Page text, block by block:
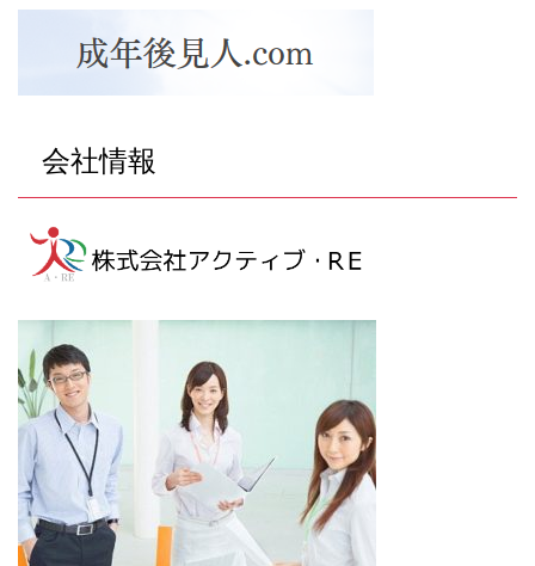
会社情報